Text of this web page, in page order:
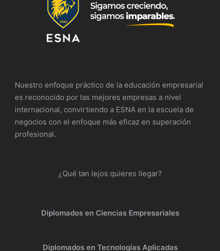
Nuestro enfoque práctico de la educación empresarial
es reconocido por las mejores empresas a nivel
internacional, convirtiendo a ESNA en la escuela de
negocios con el enfoque más eficaz en superación
profesional.
¿Qué tan lejos quieres llegar?
Diplomados en Ciencias Empresariales
Diplomados en Tecnologías Aplicadas